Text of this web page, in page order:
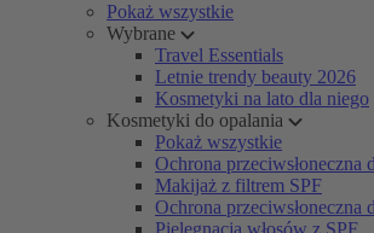
Pokaż wszystkie
Wybrane
Travel Essentials
Letnie trendy beauty 2026
Kosmetyki na lato dla niego
Kosmetyki do opalania
Pokaż wszystkie
Ochrona przeciwsłoneczna
Makijaż z filtrem SPF
Ochrona przeciwsłoneczna
Pielęgnacja włosów z SPF